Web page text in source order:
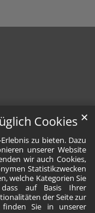
Cookies
zu bieten. Dazu
unserer Website
wir auch Cookies,
Statistikzwecken
welche Kategorien Sie
auf Basis Ihrer
der Seite zur
finden Sie in unserer
✕